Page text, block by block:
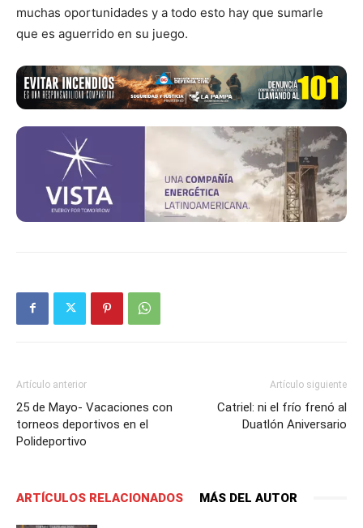
muchas oportunidades y a todo esto hay que sumarle
que es aguerrido en su juego.
Artículo anterior
25 de Mayo- Vacaciones con
torneos deportivos en el
Polideportivo
Artículo siguiente
Catriel: ni el frío frenó al
Duatlón Aniversario
ARTÍCULOS RELACIONADOS MÁS DEL AUTOR